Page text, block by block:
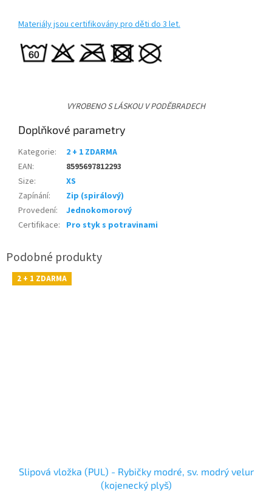
Materiály jsou certifikovány pro děti do 3 let.
VYROBENO S LÁSKOU V PODĚBRADECH
Doplňkové parametry
Kategorie:
2 + 1 ZDARMA
EAN:
8595697812293
Size:
XS
Zapínání:
Zip (spirálový)
Provedení:
Jednokomorový
Certifikace: Pro styk s potravinami
2 + 1 ZDARMA
Slipová vložka (PUL) - Rybičky modré, sv. modrý velur
(kojenecký plyš)